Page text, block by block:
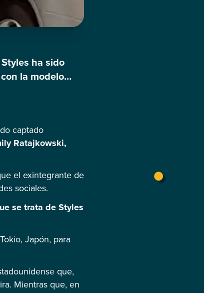
ha sido
la modelo
captado
Ratajkowski,
el exintegrante de
sociales.
se trata de Styles
Japón, para
que,
Mientras que, en